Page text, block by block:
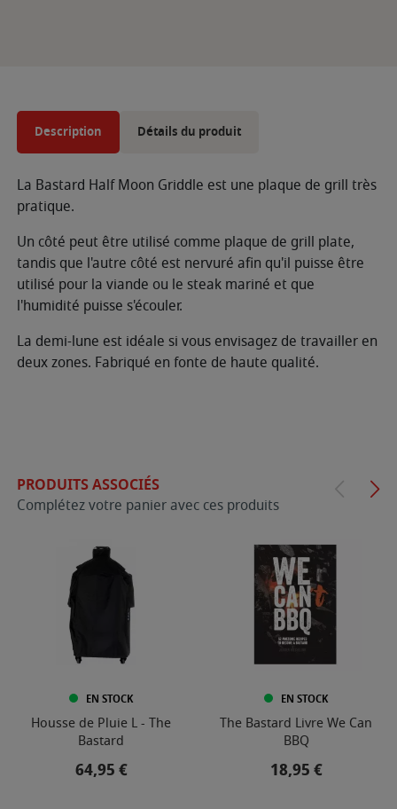
Description Détails du produit
La Bastard Half Moon Griddle est une plaque de grill très
pratique.
Un côté peut être utilisé comme plaque de grill plate,
tandis que l'autre côté est nervuré afin qu'il puisse être
utilisé pour la viande ou le steak mariné et que
l'humidité puisse s'écouler.
La demi-lune est idéale si vous envisagez de travailler en
deux zones. Fabriqué en fonte de haute qualité.
PRODUITS ASSOCIÉS
Complétez votre panier avec ces produits
EN STOCK
Housse de Pluie L - The
Bastard
Prix
64,95 €
EN STOCK
The Bastard Livre We Can
BBQ
Prix
18,95 €